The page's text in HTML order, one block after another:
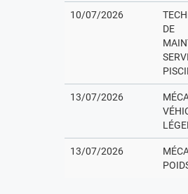
10/07/2026
DE
13/07/2026
13/07/2026